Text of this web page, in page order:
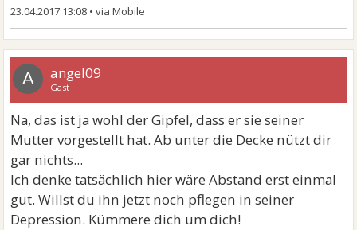
23.04.2017 13:08 •
A angel09
Gast
Na, das ist ja wohl der Gipfel, dass er sie seiner
Mutter vorgestellt hat. Ab unter die Decke nützt dir
gar nichts...
Ich denke tatsächlich hier wäre Abstand erst einmal
gut. Willst du ihn jetzt noch pflegen in seiner
Depression. Kümmere dich um dich!